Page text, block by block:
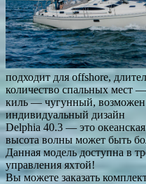
подходит для offshore,
количество спальных мест
киль — чугунный, возможен
индивидуальный дизайн
Delphia 40.3 — это
высота волны может быть
Данная модель доступна в
управления яхтой!
Вы можете заказать